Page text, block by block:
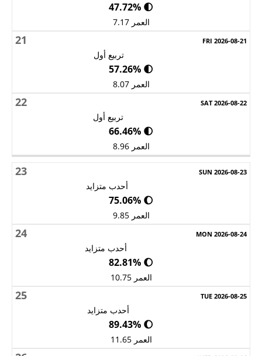
🌓 47.72%
العمر 7.17
21
تربيع أول
🌓 57.26%
العمر 8.07
22
تربيع أول
🌓 66.46%
العمر 8.96
23
أحدب متزايد
🌔 75.06%
العمر 9.85
24
أحدب متزايد
🌔 82.81%
العمر 10.75
25
أحدب متزايد
🌔 89.43%
العمر 11.65